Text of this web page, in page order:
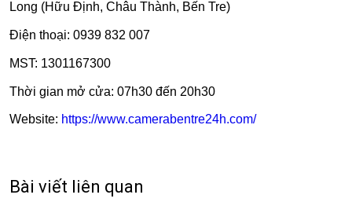
Long (Hữu Định, Châu Thành, Bến Tre)
Điện thoại: 0939 832 007
MST: 1301167300
Thời gian mở cửa: 07h30 đến 20h30
Website: https://www.camerabentre24h.com/
Bài viết liên quan